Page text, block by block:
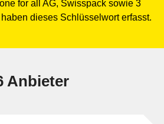
for all AG, Swisspack sowie 3
dieses Schlüsselwort erfasst.
Anbieter